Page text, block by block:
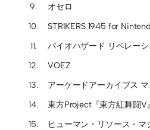
オセロ
STRIKERS 1945 for
バイオハザード リベレー
VOEZ
アーケードアーカイブス
東方Project『東方紅舞闘V』
ヒューマン・リソース・マ